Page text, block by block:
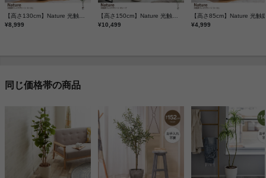
¥8,999
¥10,499
¥4,999
同じ価格帯の商品